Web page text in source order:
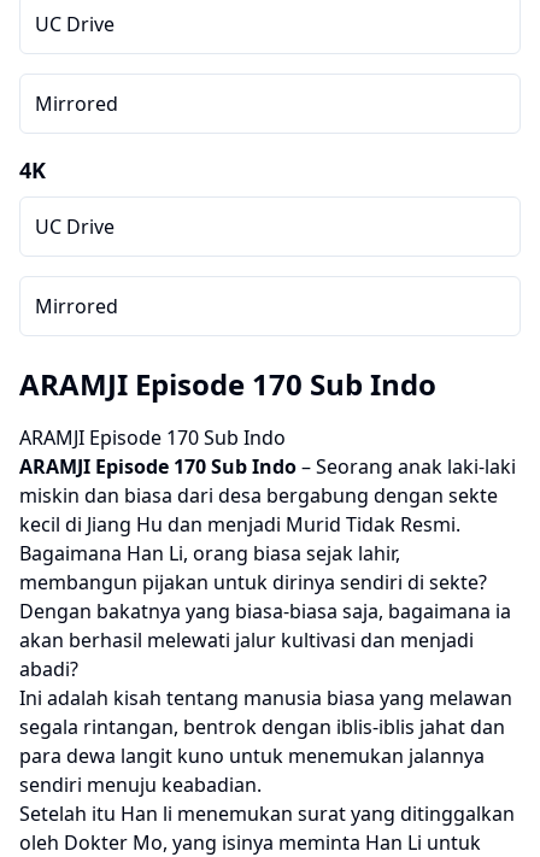
UC Drive
Mirrored
4K
UC Drive
Mirrored
ARAMJI Episode 170 Sub Indo
ARAMJI Episode 170 Sub Indo
ARAMJI Episode 170 Sub Indo– Seorang anak laki-laki
miskin dan biasa dari desa bergabung dengan sekte
kecil di Jiang Hu dan menjadi Murid Tidak Resmi.
Bagaimana Han Li, orang biasa sejak lahir,
membangun pijakan untuk dirinya sendiri di sekte?
Dengan bakatnya yang biasa-biasa saja, bagaimana ia
akan berhasil melewati jalur kultivasi dan menjadi
abadi?
Ini adalah kisah tentang manusia biasa yang melawan
segala rintangan, bentrok dengan iblis-iblis jahat dan
para dewa langit kuno untuk menemukan jalannya
sendiri menuju keabadian.
Setelah itu Han li menemukan surat yang ditinggalkan
oleh Dokter Mo, yang isinya meminta Han Li untuk